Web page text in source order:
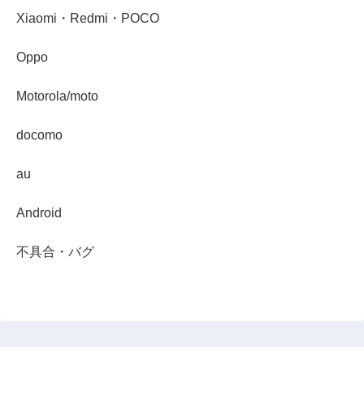
Xiaomi・Redmi・POCO
Oppo
Motorola/moto
docomo
au
Android
不具合・バグ